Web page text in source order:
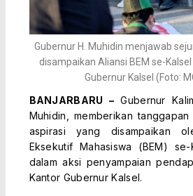
Gubernur H. Muhidin menjawab
disampaikan Aliansi BEM se-
Gubernur Kalsel (Foto:
BANJARBARU – Gubernur
Muhidin, memberikan
aspirasi yang disampaikan
Eksekutif Mahasiswa (BEM) se-
dalam aksi penyampaian
Kantor Gubernur Kalsel.